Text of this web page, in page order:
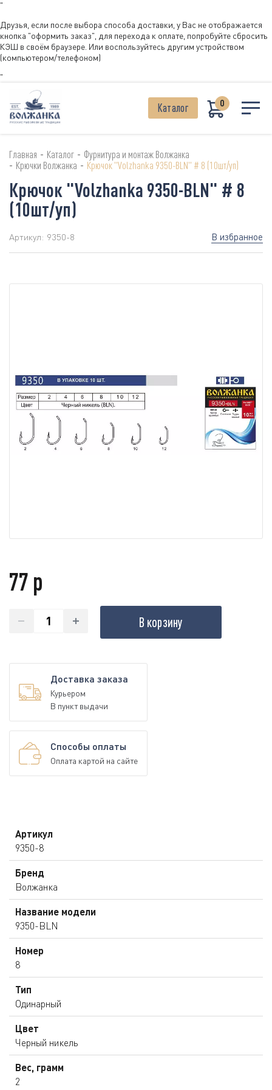
"
Друзья, если после выбора способа доставки, у Вас не отображается
кнопка "оформить заказ", для перехода к оплате, попробуйте сбросить
КЭШ в своём браузере. Или воспользуйтесь другим устройством
(компьютером/телефоном)
"
Каталог 0
Главная - Каталог - Фурнитура и монтаж Волжанка
- Крючки Волжанка - Крючок "Volzhanka 9350-BLN" # 8 (10шт/уп)
Крючок "Volzhanka 9350-BLN" # 8
(10шт/уп)
Артикул: 9350-8 В избранное
77 р
В корзину
Доставка заказа
Курьером
В пункт выдачи
Способы оплаты
Оплата картой на сайте
Артикул
9350-8
Бренд
Волжанка
Название модели
9350-BLN
Номер
8
Тип
Одинарный
Цвет
Черный никель
Вес, грамм
2